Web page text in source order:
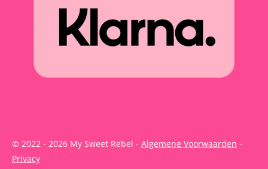
© 2022 - 2026 My Sweet Rebel - Algemene Voorwaarden -
Privacy